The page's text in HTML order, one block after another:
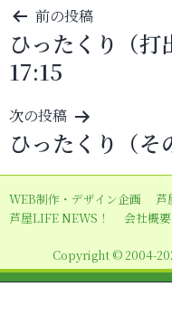
投
稿
ナ
ビ
ゲ
ー
シ
ョ
前の投稿
ひったくり（
17:15
次の投稿
ひったくり（
WEB制作・デザイン企画 芦
芦屋LIFE NEWS！
会社概要
Copyright © 2004-